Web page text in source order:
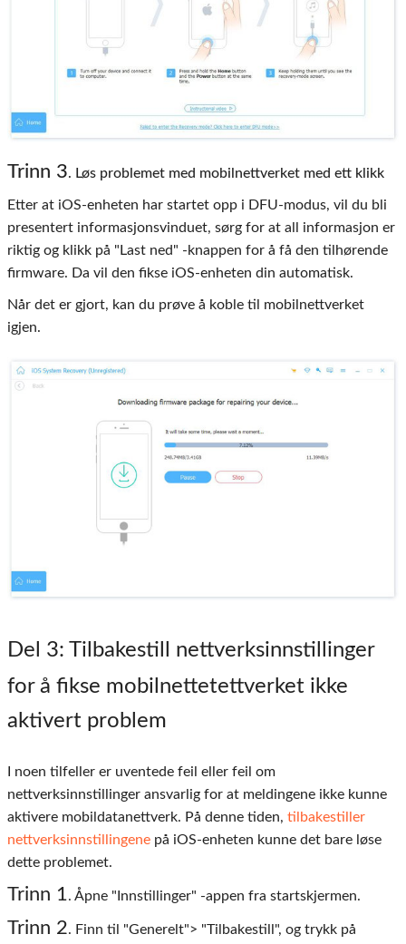
Trinn 3. Løs problemet med mobilnettverket med ett klikk
Etter at iOS-enheten har startet opp i DFU-modus, vil du bli
presentert informasjonsvinduet, sørg for at all informasjon er
riktig og klikk på "Last ned" -knappen for å få den tilhørende
firmware. Da vil den fikse iOS-enheten din automatisk.
Når det er gjort, kan du prøve å koble til mobilnettverket
igjen.
Del 3: Tilbakestill nettverksinnstillinger
for å fikse mobilnettetettverket ikke
aktivert problem
I noen tilfeller er uventede feil eller feil om
nettverksinnstillinger ansvarlig for at meldingene ikke kunne
aktivere mobildatanettverk. På denne tiden, tilbakestiller
nettverksinnstillingene på iOS-enheten kunne det bare løse
dette problemet.
Trinn 1. Åpne "Innstillinger" -appen fra startskjermen.
Trinn 2. Finn til "Generelt"> "Tilbakestill", og trykk på